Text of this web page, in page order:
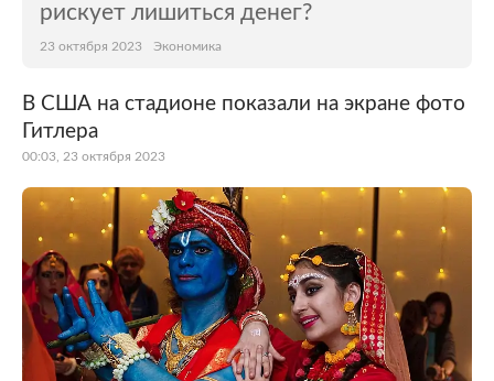
рискует лишиться денег?
23 октября 2023 Экономика
В США на стадионе показали на экране фото
Гитлера
00:03, 23 октября 2023